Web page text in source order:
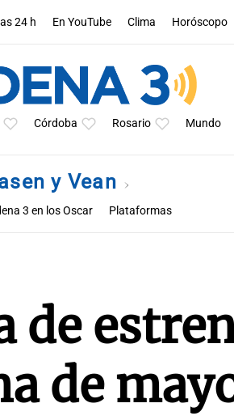
24 h En YouTube Clima Horóscopo
Córdoba Rosario Mundo
y Vean
3 en los Oscar Plataformas
de
de